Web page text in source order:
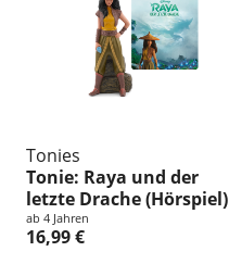
Tonies
Tonie: Raya und der
letzte Drache (Hörspiel)
ab 4 Jahren
16,99 €